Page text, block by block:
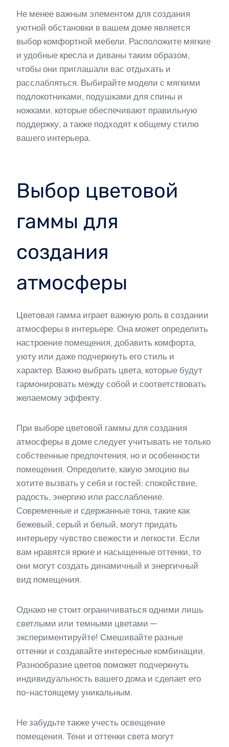
Не менее важным элементом для создания
уютной обстановки в вашем доме является
выбор комфортной мебели. Расположите мягкие
и удобные кресла и диваны таким образом,
чтобы они приглашали вас отдыхать и
расслабляться. Выбирайте модели с мягкими
подлокотниками, подушками для спины и
ножками, которые обеспечивают правильную
поддержку, а также подходят к общему стилю
вашего интерьера.
Выбор цветовой
гаммы для
создания
атмосферы
Цветовая гамма играет важную роль в создании
атмосферы в интерьере. Она может определить
настроение помещения, добавить комфорта,
уюту или даже подчеркнуть его стиль и
характер. Важно выбрать цвета, которые будут
гармонировать между собой и соответствовать
желаемому эффекту.
При выборе цветовой гаммы для создания
атмосферы в доме следует учитывать не только
собственные предпочтения, но и особенности
помещения. Определите, какую эмоцию вы
хотите вызвать у себя и гостей: спокойствие,
радость, энергию или расслабление.
Современные и сдержанные тона, такие как
бежевый, серый и белый, могут придать
интерьеру чувство свежести и легкости. Если
вам нравятся яркие и насыщенные оттенки, то
они могут создать динамичный и энергичный
вид помещения.
Однако не стоит ограничиваться одними лишь
светлыми или темными цветами —
экспериментируйте! Смешивайте разные
оттенки и создавайте интересные комбинации.
Разнообразие цветов поможет подчеркнуть
индивидуальность вашего дома и сделает его
по-настоящему уникальным.
Не забудьте также учесть освещение
помещения. Тени и оттенки света могут